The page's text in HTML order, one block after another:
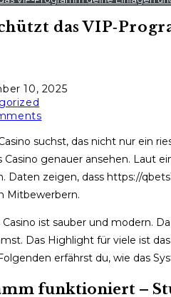
das
10, 2025
suchst, das nicht nur ein
genauer ansehen. Laut
Daten zeigen, dass https://
Mitbewerbern.
ist sauber und modern.
Das Highlight für viele ist
erfährst du, wie das
funktioniert –